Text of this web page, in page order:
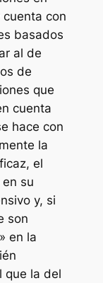
con
basados
al de
de
que
cuenta
hace con
la
el
su
y, si
son
en la
que la del